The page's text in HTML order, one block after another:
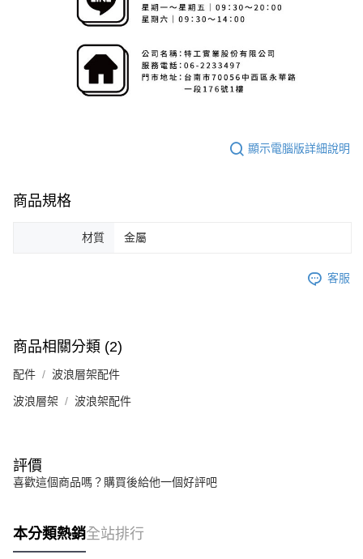
顯示電腦版詳細說明
商品規格
材質 金屬
客服
商品相關分類 (2)
配件 波浪層架配件
波浪層架 波浪架配件
評價
喜歡這個商品嗎？購買後給他一個好評吧
本分類熱銷全站排行